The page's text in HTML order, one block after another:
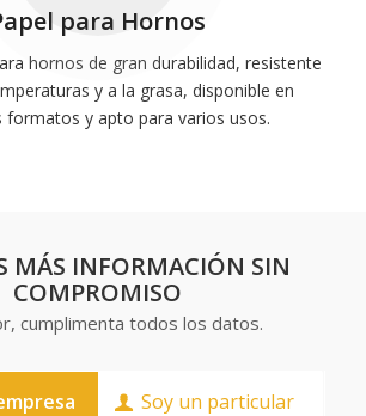
para Hornos
hornos de gran durabilidad, resistente
y a la grasa, disponible en
formatos y apto para varios usos.
MÁS INFORMACIÓN SIN
COMPROMISO
cumplimenta todos los datos.
Soy un particular